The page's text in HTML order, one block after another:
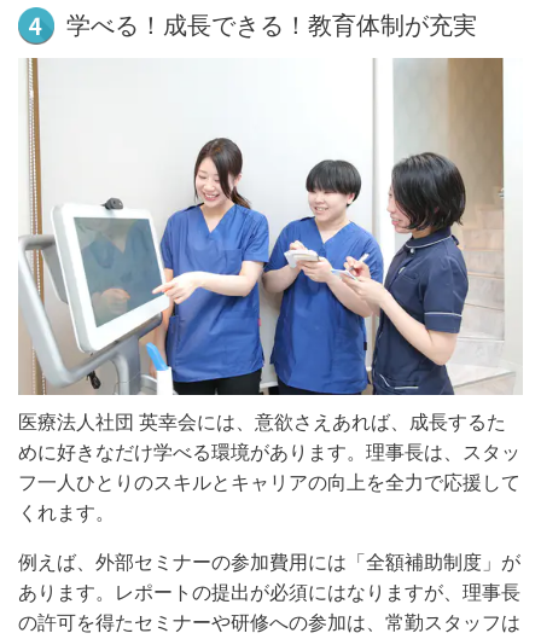
学べる！成長できる！教育体制が充実
医療法人社団 英幸会には、意欲さえあれば、成長するた
めに好きなだけ学べる環境があります。理事長は、スタッ
フ一人ひとりのスキルとキャリアの向上を全力で応援して
くれます。
例えば、外部セミナーの参加費用には「全額補助制度」が
あります。
レポートの提出が必須にはなりますが、理事長
の許可を得たセミナーや研修への参加は、 常勤スタッフは